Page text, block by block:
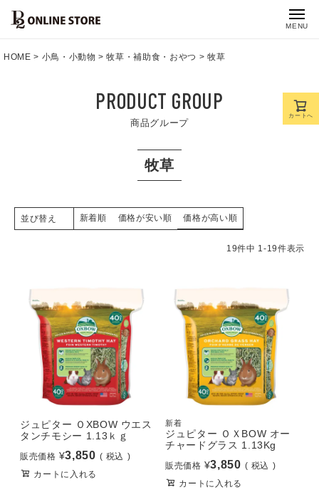
MENU
HOME 小鳥・小動物 牧草・補助食・おやつ 牧草
PRODUCT GROUP
商品グループ
牧草
並び替え 新着順 価格が安い順 価格が高い順
19件中 1-19件表示
ジュピター ＯXBOW ウエス
タンチモシー 1.13ｋｇ
販売価格 ¥3,850
税込
カートに入れる
新着
ジュピター ＯＸBOW オー
チャードグラス 1.13Kg
販売価格 ¥3,850
税込
カートに入れる
カートへ